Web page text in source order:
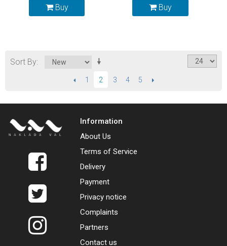
Buy Buy
Sort By
PREVIOUS
1 2 3 4 5 NEXT
Information
About Us
Terms of Service
Delivery
Payment
Privacy notice
Complaints
Partners
Contact us